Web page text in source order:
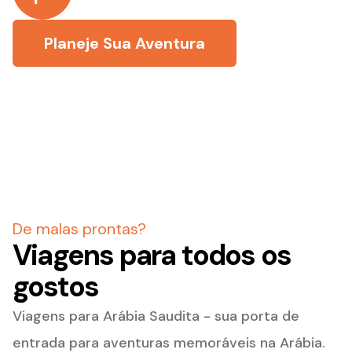
Planeje Sua Aventura
De malas prontas?
Viagens para todos os
gostos
Viagens para Arábia Saudita - sua porta de
entrada para aventuras memoráveis na Arábia.